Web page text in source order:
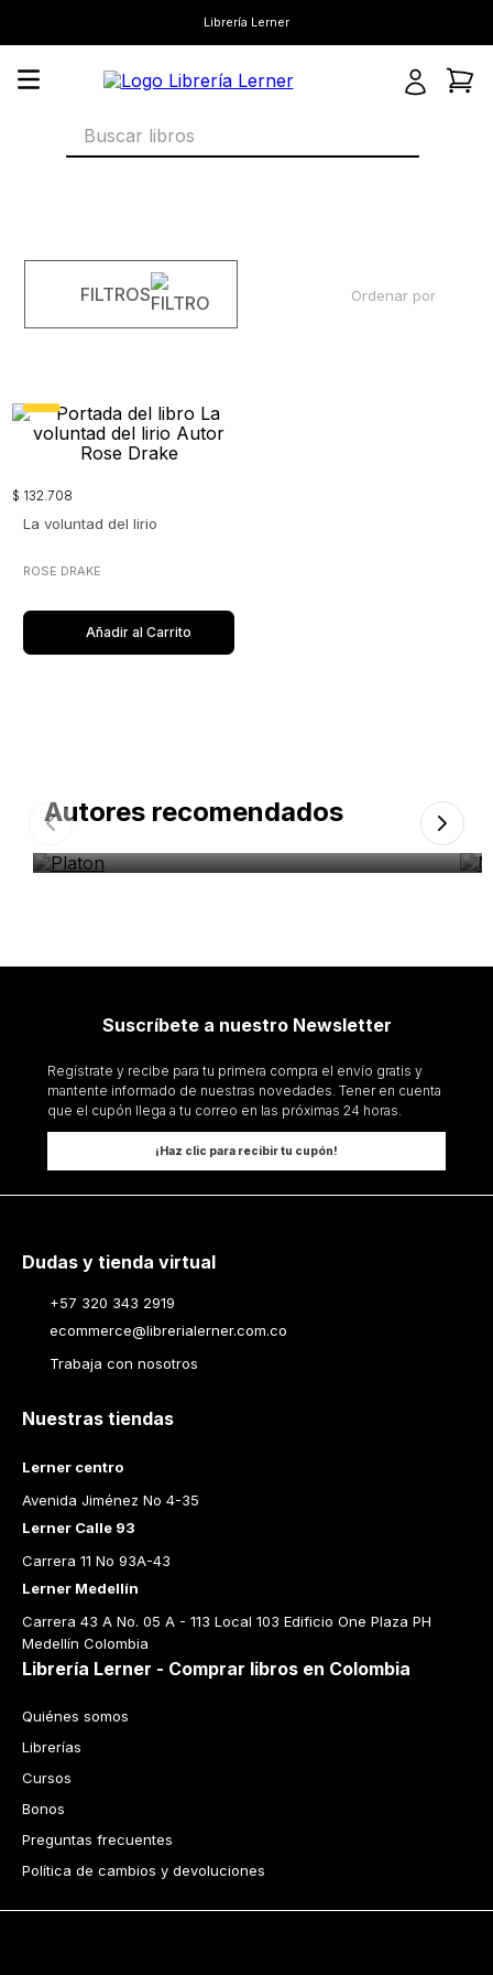
Librería Lerner
Buscar libros
FILTROS Ordenar por
$ 132.708
La voluntad del lirio
ROSE DRAKE
Añadir al Carrito
Autores recomendados
Suscríbete a nuestro Newsletter
Regístrate y recibe para tu primera compra el envío gratis y
mantente informado de nuestras novedades. Tener en cuenta
que el cupón llega a tu correo en las próximas 24 horas.
¡Haz clic para recibir tu cupón!
Dudas y tienda virtual
+57 320 343 2919
ecommerce@librerialerner.com.co
Trabaja con nosotros
Nuestras tiendas
Lerner centro
Avenida Jiménez No 4-35
Lerner Calle 93
Carrera 11 No 93A-43
Lerner Medellín
Carrera 43 A No. 05 A - 113 Local 103 Edificio One Plaza PH
Medellín Colombia
Librería Lerner - Comprar libros en Colombia
Quiénes somos
Librerías
Cursos
Bonos
Preguntas frecuentes
Política de cambios y devoluciones